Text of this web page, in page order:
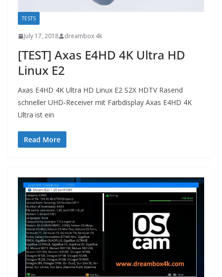
TESTS
July 17, 2018 dreambox 4k
[TEST] Axas E4HD 4K Ultra HD
Linux E2
Axas E4HD 4K Ultra HD Linux E2 S2X HDTV Rasend
schneller UHD-Receiver mit Farbdisplay Axas E4HD 4K
Ultra ist ein
Read More